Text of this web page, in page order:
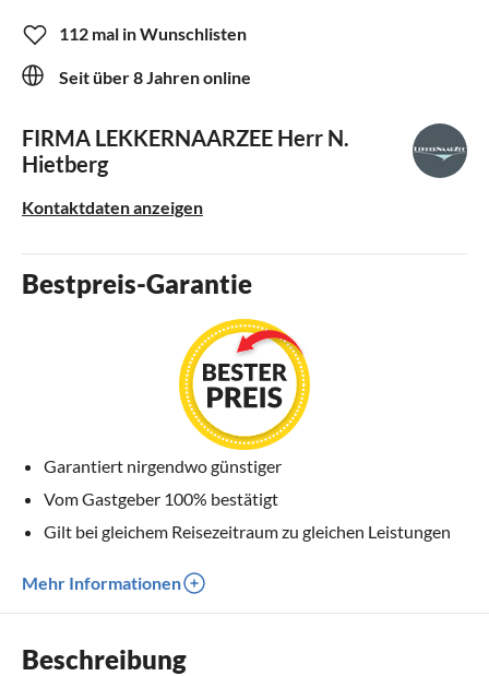
112 mal in Wunschlisten
Seit über 8 Jahren online
FIRMA LEKKERNAARZEE Herr N.
Hietberg
Kontaktdaten anzeigen
Bestpreis-Garantie
Garantiert nirgendwo günstiger
Vom Gastgeber 100% bestätigt
Gilt bei gleichem Reisezeitraum zu gleichen Leistungen
Mehr Informationen
Beschreibung